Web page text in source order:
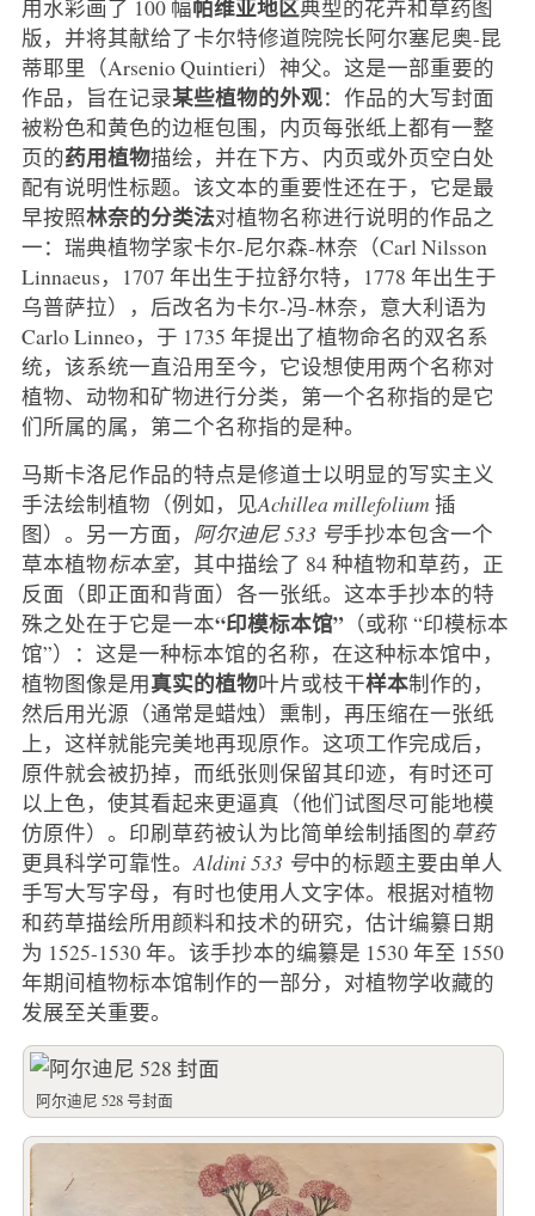
用水彩画了 100 幅帕维亚地区典型的花卉和草药图
版，并将其献给了卡尔特修道院院长阿尔塞尼奥-昆
蒂耶里（Arsenio Quintieri）神父。这是一部重要的
作品，旨在记录某些植物的外观：作品的大写封面
被粉色和黄色的边框包围，内页每张纸上都有一整
页的药用植物描绘，并在下方、内页或外页空白处
配有说明性标题。该文本的重要性还在于，它是最
早按照林奈的分类法对植物名称进行说明的作品之
一：瑞典植物学家卡尔-尼尔森-林奈（Carl Nilsson
Linnaeus，1707 年出生于拉舒尔特，1778 年出生于
乌普萨拉），后改名为卡尔-冯-林奈，意大利语为
Carlo Linneo，于 1735 年提出了植物命名的双名系
统，该系统一直沿用至今，它设想使用两个名称对
植物、动物和矿物进行分类，第一个名称指的是它
们所属的属，第二个名称指的是种。
马斯卡洛尼作品的特点是修道士以明显的写实主义
手法绘制植物（例如，见Achillea millefolium 插
图）。另一方面， 阿尔迪尼 533 号手抄本包含一个
草本植物标本室，其中描绘了 84 种植物和草药，正
反面（即正面和背面）各一张纸。这本手抄本的特
殊之处在于它是一本“印模标本馆”（或称 “印模标本
馆”）：这是一种标本馆的名称，在这种标本馆中，
植物图像是用真实的植物叶片或枝干样本制作的，
然后用光源（通常是蜡烛）熏制，再压缩在一张纸
上，这样就能完美地再现原作。这项工作完成后，
原件就会被扔掉，而纸张则保留其印迹，有时还可
以上色，使其看起来更逼真（他们试图尽可能地模
仿原件）。印刷草药被认为比简单绘制插图的草药
更具科学可靠性。 Aldini 533 号中的标题主要由单人
手写大写字母，有时也使用人文字体。根据对植物
和药草描绘所用颜料和技术的研究，估计编纂日期
为 1525-1530 年。该手抄本的编纂是 1530 年至 1550
年期间植物标本馆制作的一部分，对植物学收藏的
发展至关重要。
阿尔迪尼 528 号封面